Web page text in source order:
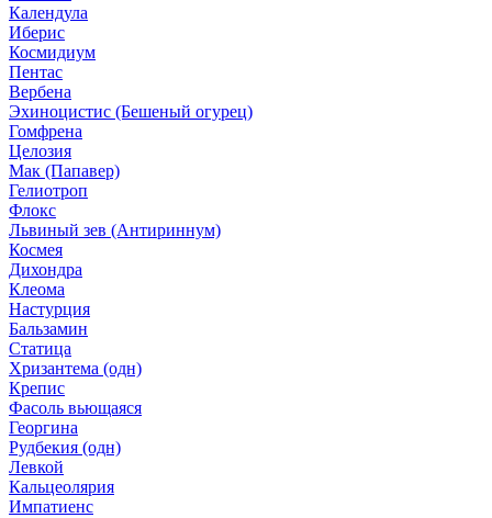
Календула
Иберис
Космидиум
Пентас
Вербена
Эхиноцистис (Бешеный огурец)
Гомфрена
Целозия
Мак (Папавер)
Гелиотроп
Флокс
Львиный зев (Антириннум)
Космея
Дихондра
Клеома
Настурция
Бальзамин
Статица
Хризантема (одн)
Крепис
Фасоль вьющаяся
Георгина
Рудбекия (одн)
Левкой
Кальцеолярия
Импатиенс